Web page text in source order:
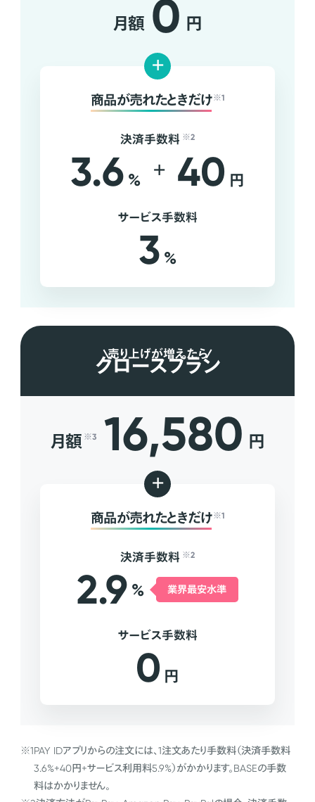
月額 0 円
+
商品が売れたときだけ ※1
決済手数料 ※2
3.6 % + 40 円
サービス手数料
3 %
売り上げが増えたら
グロースプラン
月額 ※3 16,580 円
+
商品が売れたときだけ ※1
決済手数料 ※2
2.9 % 業界最安水準
サービス手数料
0 円
※1PAY IDアプリからの注文には、1注文あたり手数料（決済手数料
3.6%+40円+サービス利用料5.9%）がかかります。BASEの手数
料はかかりません。